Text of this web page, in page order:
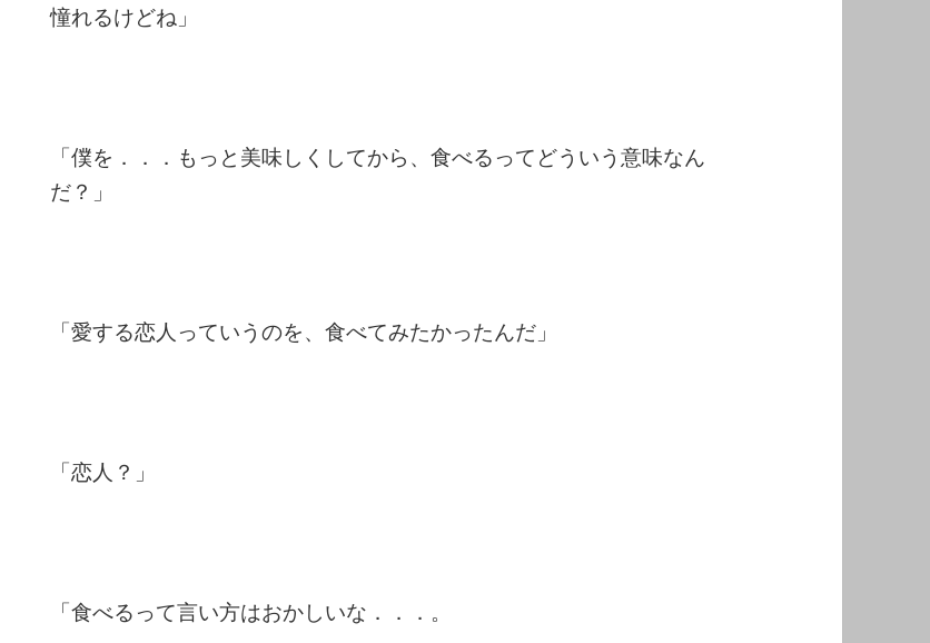
憧れるけどね」
「僕を．．．もっと美味しくしてから、食べるってどういう意味なん
だ？」
「愛する恋人っていうのを、食べてみたかったんだ」
「恋人？」
「食べるって言い方はおかしいな．．．。